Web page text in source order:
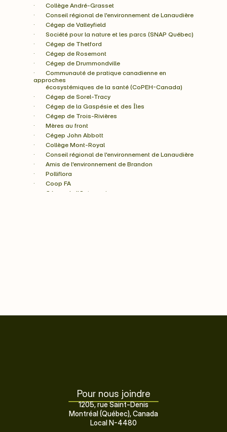
·       Collège André-Grasset
·       Conseil régional de l'environnement de Lanaudière
·       Cégep de Valleyfield
·       Société pour la nature et les parcs (SNAP Québec)
·       Cégep de Thetford
·       Cégep de Rosemont
·       Cégep de Drummondville
·       Communauté de pratique canadienne en
approches
        écosystémiques de la santé (CoPEH-Canada)
·       Cégep de Sorel-Tracy
·       Cégep de la Gaspésie et des Îles
·       Cégep de Trois-Rivières
·       Mères au front
·       Cégep John Abbott
·       Collège Mont-Royal
·       Conseil régional de l'environnement de Lanaudière
·       Amis de l'environnement de Brandon
·       Polliflora
·       Coop FA
·       Cégep de l'Outaouais
Pour nous joindre
1205, rue Saint-Denis
Montréal (Québec), Canada
Local N-4480